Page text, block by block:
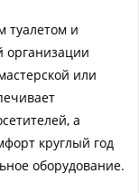
туалетом и
организации
или
а
круглый год
оборудование.